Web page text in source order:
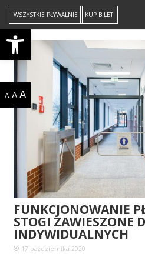
Open toolbar
WSZYSTKIE PŁYWALNIE KUP BILET
A A A
FUNKCJONOWANIE
STOGI ZAWIESZONE
INDYWIDUALNYCH
17 października 2020